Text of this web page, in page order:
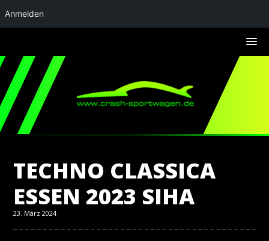
TECHNO CLASSICA
ESSEN 2023 SIHA
23. März 2024
Anmelden